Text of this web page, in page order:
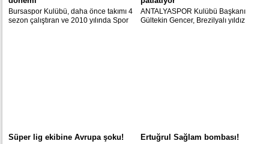
Bursaspor Kulübü, daha önce takımı 4
sezon çalıştıran ve 2010 yılında Spor
ANTALYASPOR Kulübü Başkanı
Gültekin Gencer, Brezilyalı yıldız
Süper lig ekibine Avrupa şoku! Ertuğrul Sağlam bombası!